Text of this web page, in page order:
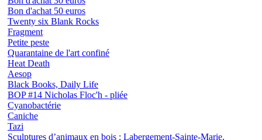
Bon d'achat 50 euros
Twenty six Blank Rocks
Fragment
Petite peste
Quarantaine de l'art confiné
Heat Death
Aesop
Black Books, Daily Life
BOP #14 Nicholas Floc'h - pliée
Cyanobactérie
Caniche
Tazi
Sculptures d’animaux en bois : Labergement-Sainte-Marie,